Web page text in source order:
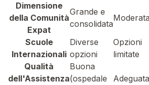
Dimensione
della Comunità
Expat
Grande e
consolidata
Moderata
Scuole
Internazionali
Diverse
opzioni
Opzioni
limitate
Qualità
dell'Assistenza
Buona
(ospedale
Adeguata